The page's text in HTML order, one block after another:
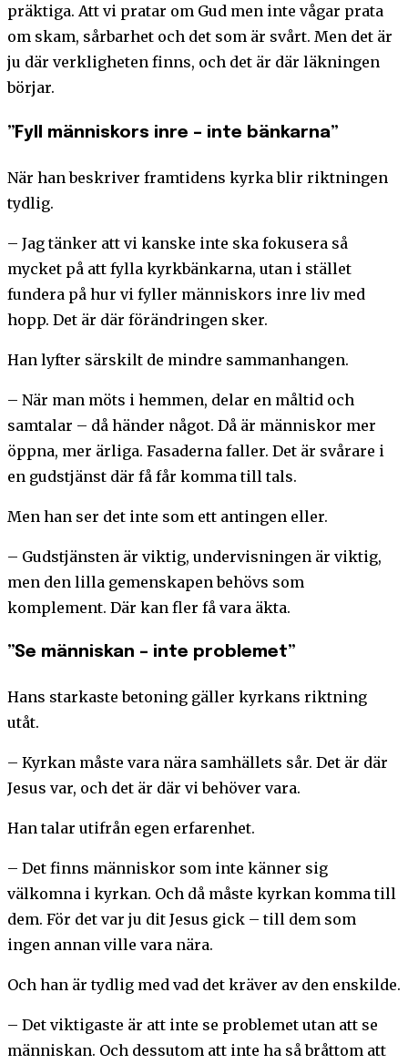
präktiga. Att vi pratar om Gud men inte vågar prata
om skam, sårbarhet och det som är svårt. Men det är
ju där verkligheten finns, och det är där läkningen
börjar.
”Fyll människors inre – inte bänkarna”
När han beskriver framtidens kyrka blir riktningen
tydlig.
– Jag tänker att vi kanske inte ska fokusera så
mycket på att fylla kyrkbänkarna, utan i stället
fundera på hur vi fyller människors inre liv med
hopp. Det är där förändringen sker.
Han lyfter särskilt de mindre sammanhangen.
– När man möts i hemmen, delar en måltid och
samtalar – då händer något. Då är människor mer
öppna, mer ärliga. Fasaderna faller. Det är svårare i
en gudstjänst där få får komma till tals.
Men han ser det inte som ett antingen eller.
– Gudstjänsten är viktig, undervisningen är viktig,
men den lilla gemenskapen behövs som
komplement. Där kan fler få vara äkta.
”Se människan – inte problemet”
Hans starkaste betoning gäller kyrkans riktning
utåt.
– Kyrkan måste vara nära samhällets sår. Det är där
Jesus var, och det är där vi behöver vara.
Han talar utifrån egen erfarenhet.
– Det finns människor som inte känner sig
välkomna i kyrkan. Och då måste kyrkan komma till
dem. För det var ju dit Jesus gick – till dem som
ingen annan ville vara nära.
Och han är tydlig med vad det kräver av den enskilde.
– Det viktigaste är att inte se problemet utan att se
människan. Och dessutom att inte ha så bråttom att